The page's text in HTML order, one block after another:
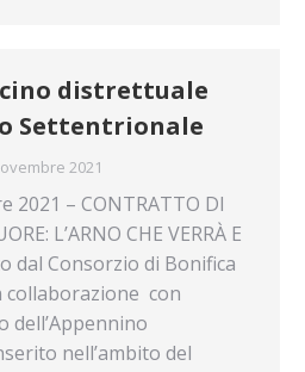
distrettuale
Settentrionale
2021
2021 – CONTRATTO DI
L’ARNO CHE VERRÀ E
dal Consorzio di Bonifica
collaborazione con
dell’Appennino
nell’ambito del